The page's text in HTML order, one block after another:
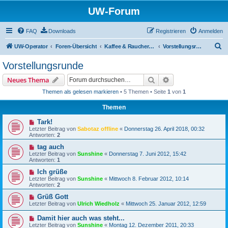
UW-Forum
FAQ Downloads Anmelden
Registrieren
UW-Operator Foren-Übersicht Kaffee & Raucherecke Vorstellungsrunde
Vorstellungsrunde
Neues Thema Suche
Themen als gelesen markieren • 5 Themen • Seite 1 von 1
Themen
Tark!
Letzter Beitrag von Sabotaz offline « Donnerstag 26. April 2018, 00:32
Antworten: 2
tag auch
Letzter Beitrag von Sunshine « Donnerstag 7. Juni 2012, 15:42
Antworten: 1
Ich grüße
Letzter Beitrag von Sunshine « Mittwoch 8. Februar 2012, 10:14
Antworten: 2
Grüß Gott
Letzter Beitrag von Ulrich Wiedholz « Mittwoch 25. Januar 2012, 12:59
Damit hier auch was steht...
Letzter Beitrag von Sunshine « Montag 12. Dezember 2011, 20:33